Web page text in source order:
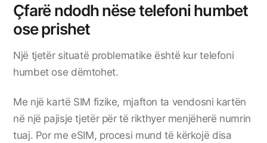
Çfarë ndodh nëse telefoni humbet
ose prishet
Një tjetër situatë problematike është kur telefoni
humbet ose dëmtohet.
Me një kartë SIM fizike, mjafton ta vendosni kartën
në një pajisje tjetër për të rikthyer menjëherë numrin
tuaj. Por me eSIM, procesi mund të kërkojë disa